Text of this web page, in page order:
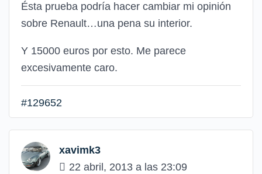
Ésta prueba podría hacer cambiar mi opinión
sobre Renault…una pena su interior.
Y 15000 euros por esto. Me parece
excesivamente caro.
#129652
xavimk3
22 abril, 2013 a las 23:09